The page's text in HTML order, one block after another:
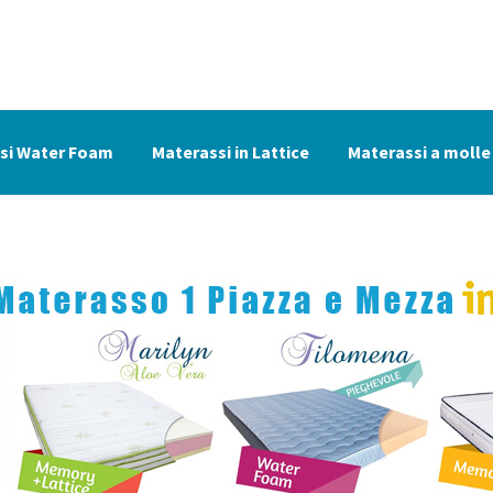
Water Foam Materassi in Lattice Materassi a molle